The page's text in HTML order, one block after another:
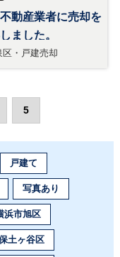
動産業者に売却を
ました。
区・戸建売却
5
戸建て
写真あり
浜市旭区
土ヶ谷区